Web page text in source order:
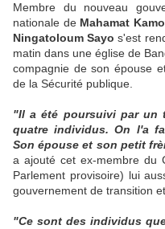
Membre du nouveau
nationale de Mahamat
Ningatoloum Sayo s'est
matin dans une église de
compagnie de son épouse
de la Sécurité publique.
"Il a été poursuivi par un
quatre individus. On l'a
Son épouse et son petit
a ajouté cet ex-membre du
Parlement provisoire) lui
gouvernement de transition
"Ce sont des individus